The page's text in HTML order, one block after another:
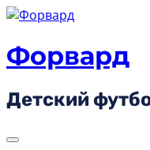
Skip
content
Форвард
Детский